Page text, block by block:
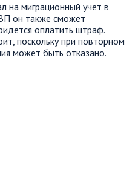
на миграционный учет в
он также сможет
оплатить штраф.
поскольку при повторном
может быть отказано.